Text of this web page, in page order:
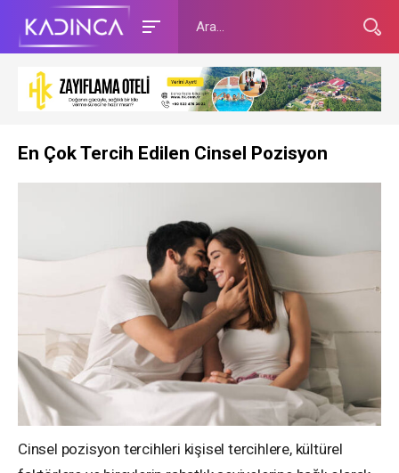
En Çok Tercih Edilen Cinsel Pozisyon
Cinsel pozisyon tercihleri kişisel tercihlere, kültürel